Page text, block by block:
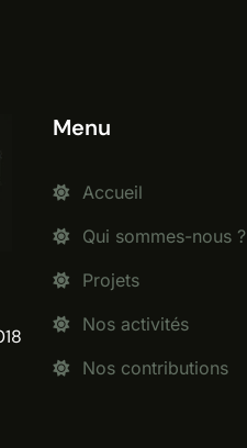
Menu
Accueil
Qui sommes-nous ?
Projets
Nos activités
Nos contributions